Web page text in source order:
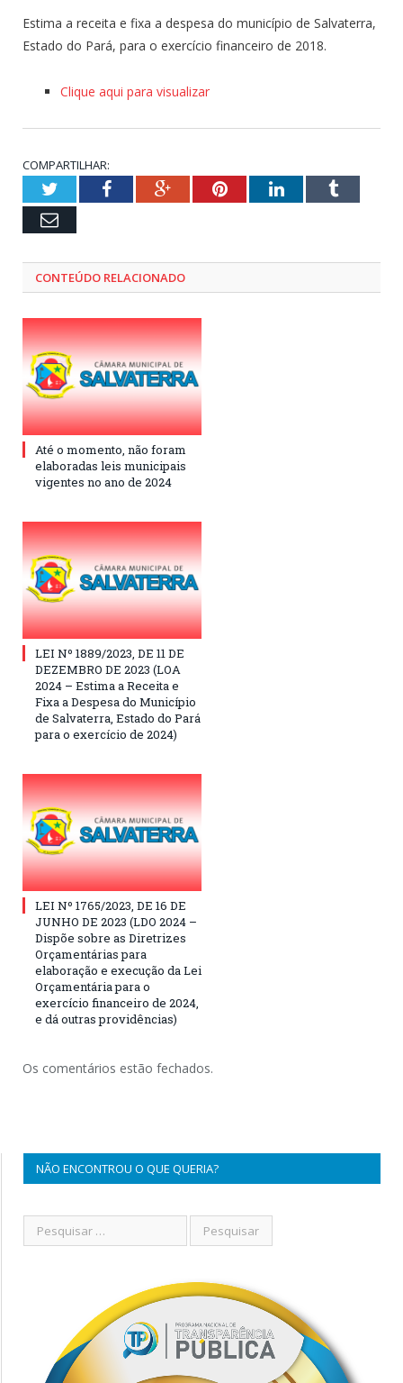
Estima a receita e fixa a despesa do município de Salvaterra,
Estado do Pará, para o exercício financeiro de 2018.
Clique aqui para visualizar
COMPARTILHAR:
TwitterFacebookGoogle+PinterestLinkedInTumblr
Email
CONTEÚDO RELACIONADO
Até o momento, não foram
elaboradas leis municipais
vigentes no ano de 2024
LEI Nº 1889/2023, DE 11 DE
DEZEMBRO DE 2023 (LOA
2024 – Estima a Receita e
Fixa a Despesa do Município
de Salvaterra, Estado do Pará
para o exercício de 2024)
LEI Nº 1765/2023, DE 16 DE
JUNHO DE 2023 (LDO 2024 –
Dispõe sobre as Diretrizes
Orçamentárias para
elaboração e execução da Lei
Orçamentária para o
exercício financeiro de 2024,
e dá outras providências)
Os comentários estão fechados.
NÃO ENCONTROU O QUE QUERIA?